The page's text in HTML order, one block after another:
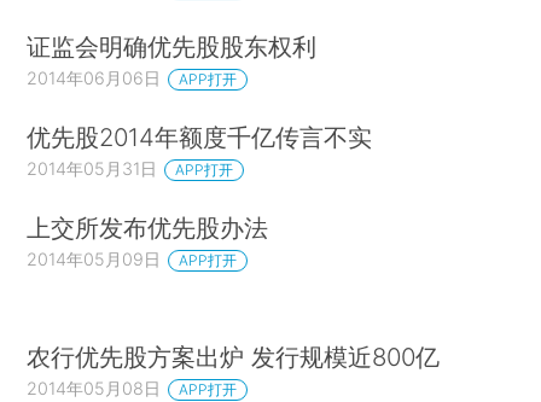
证监会明确优先股股东权利
2014年06月06日 APP打开
优先股2014年额度千亿传言不实
2014年05月31日 APP打开
上交所发布优先股办法
2014年05月09日 APP打开
农行优先股方案出炉 发行规模近800亿
2014年05月08日 APP打开